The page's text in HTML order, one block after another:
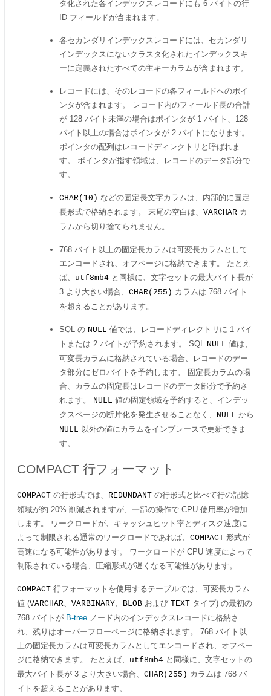
タ化された各インデックスレコードにも 6 バイトの行
ID フィールドが含まれます。
各セカンダリインデックスレコードには、セカンダリ
インデックスにないクラスタ化されたインデックスキ
ーに定義されたすべての主キーカラムが含まれます。
レコードには、そのレコードの各フィールドへのポイ
ンタが含まれます。 レコード内のフィールド長の合計
が 128 バイト未満の場合はポインタが 1 バイト、128
バイト以上の場合はポインタが 2 バイトになります。
ポインタの配列はレコードディレクトリと呼ばれま
す。 ポインタが指す領域は、レコードのデータ部分で
す。
CHAR(10) などの固定長文字カラムは、内部的に固定
長形式で格納されます。 末尾の空白は、 VARCHAR カ
ラムから切り捨てられません。
768 バイト以上の固定長カラムは可変長カラムとして
エンコードされ、オフページに格納できます。 たとえ
ば、 utf8mb4 と同様に、文字セットの最大バイト長が
3 より大きい場合、 CHAR(255) カラムは 768 バイト
を超えることがあります。
SQL の NULL 値では、レコードディレクトリに 1 バイ
トまたは 2 バイトが予約されます。 SQL NULL 値は、
可変長カラムに格納されている場合、レコードのデー
タ部分にゼロバイトを予約します。 固定長カラムの場
合、カラムの固定長はレコードのデータ部分で予約さ
れます。 NULL 値の固定領域を予約すると、インデッ
クスページの断片化を発生させることなく、 NULL から
NULL 以外の値にカラムをインプレースで更新できま
す。
COMPACT 行フォーマット
COMPACT の行形式では、 REDUNDANT の行形式と比べて行の記憶
領域が約 20% 削減されますが、一部の操作で CPU 使用率が増加
します。 ワークロードが、キャッシュヒット率とディスク速度に
よって制限される通常のワークロードであれば、 COMPACT 形式が
高速になる可能性があります。 ワークロードが CPU 速度によって
制限されている場合、圧縮形式が遅くなる可能性があります。
COMPACT 行フォーマットを使用するテーブルでは、可変長カラム
値 (VARCHAR、 VARBINARY、 BLOB および TEXT タイプ) の最初の
768 バイトが B-tree ノード内のインデックスレコードに格納さ
れ、残りはオーバーフローページに格納されます。 768 バイト以
上の固定長カラムは可変長カラムとしてエンコードされ、オフペー
ジに格納できます。 たとえば、 utf8mb4 と同様に、文字セットの
最大バイト長が 3 より大きい場合、 CHAR(255) カラムは 768 バ
イトを超えることがあります。